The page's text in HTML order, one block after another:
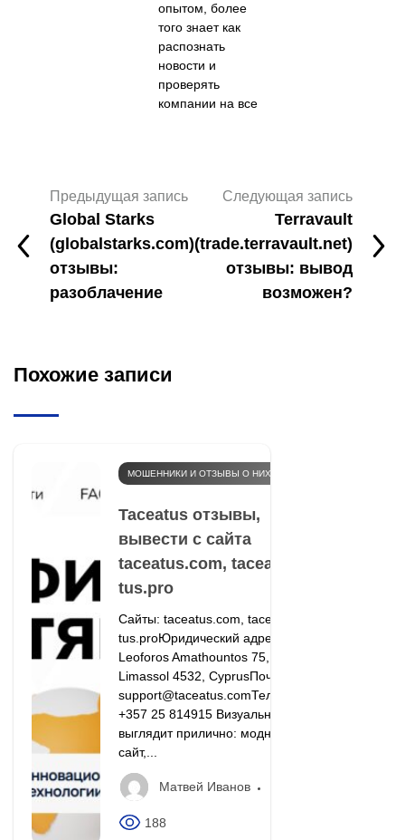
опытом, более
того знает как
распознать
новости и
проверять
компании на все
Предыдущая запись
Global Starks
(globalstarks.com)
отзывы:
разоблачение
Следующая запись
Terravault
(trade.terravault.net)
отзывы: вывод
возможен?
Похожие записи
МОШЕННИКИ И ОТЗЫВЫ О НИХ
Taceatus отзывы,
вывести с сайта
taceatus.com, tacea-
tus.pro
Сайты: taceatus.com, tacea-
tus.proЮридический адрес:
Leoforos Amathountos 75,
Limassol 4532, CyprusПочта:
support@taceatus.comТелефон:
+357 25 814915 Визуально всё
выглядит прилично: модный
сайт,...
Матвей Иванов
188